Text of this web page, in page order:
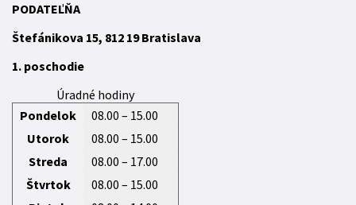
PODATEĽŇA
Štefánikova 15, 812 19Bratislava
1. poschodie
Úradné hodiny
Pondelok
08.00 – 15.00
Utorok
08.00 – 15.00
Streda
08.00 – 17.00
Štvrtok
08.00 – 15.00